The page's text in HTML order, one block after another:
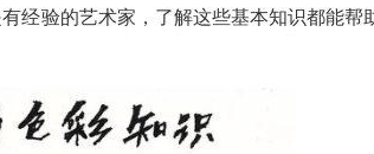
经验的艺术家，了解这些基本知识都能帮